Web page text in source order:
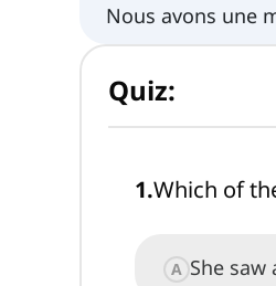
Nous avons une
Quiz:
1.Which of
A She saw